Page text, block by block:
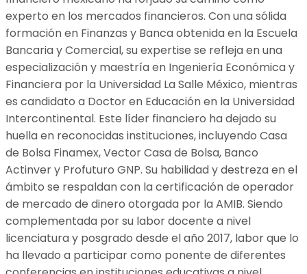
experto en los mercados financieros. Con una sólida
formación en Finanzas y Banca obtenida en la Escuela
Bancaria y Comercial, su expertise se refleja en una
especialización y maestría en Ingeniería Económica y
Financiera por la Universidad La Salle México, mientras
es candidato a Doctor en Educación en la Universidad
Intercontinental. Este líder financiero ha dejado su
huella en reconocidas instituciones, incluyendo Casa
de Bolsa Finamex, Vector Casa de Bolsa, Banco
Actinver y Profuturo GNP. Su habilidad y destreza en el
ámbito se respaldan con la certificación de operador
de mercado de dinero otorgada por la AMIB. Siendo
complementada por su labor docente a nivel
licenciatura y posgrado desde el año 2017, labor que lo
ha llevado a participar como ponente de diferentes